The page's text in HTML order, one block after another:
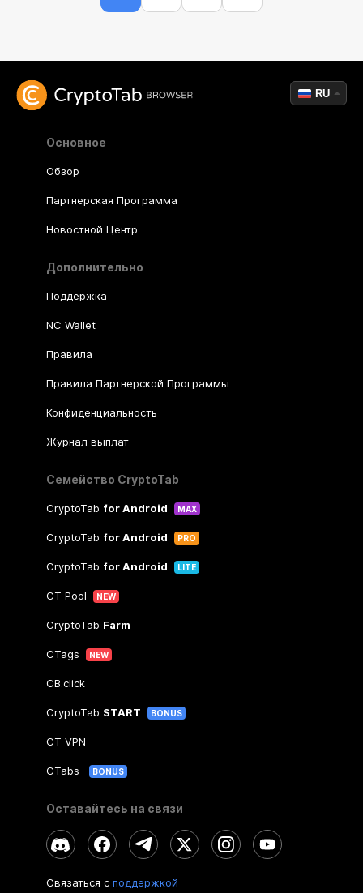
Основное
Обзор
Партнерская Программа
Новостной Центр
Дополнительно
Поддержка
NC Wallet
Правила
Правила Партнерской Программы
Конфиденциальность
Журнал выплат
Семейство CryptoTab
CryptoTab for Android MAX
CryptoTab for Android PRO
CryptoTab for Android LITE
CT Pool NEW
CryptoTab Farm
CTags NEW
CB.click
CryptoTab START BONUS
CT VPN
CTabs BONUS
Оставайтесь на связи
Связаться с поддержкой
RU